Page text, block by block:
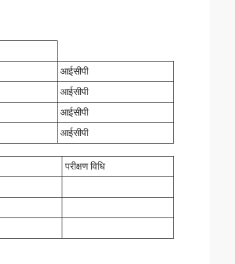
आईसीपी
आईसीपी
आईसीपी
आईसीपी
परीक्षण विधि